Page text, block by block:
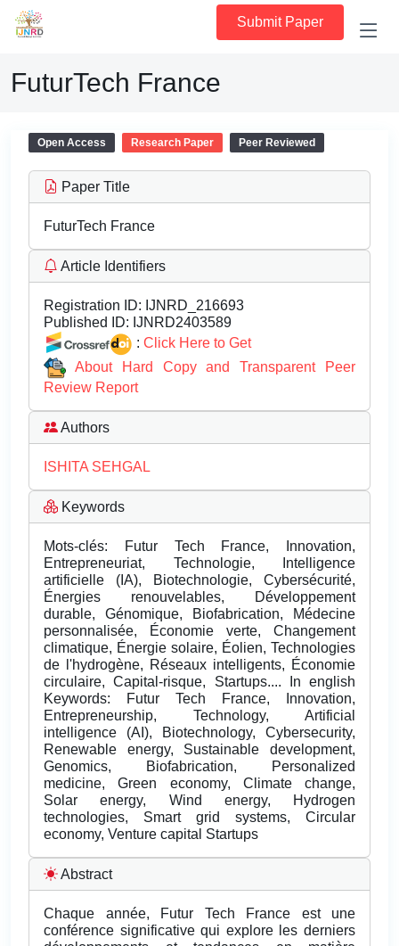
Submit Paper
FuturTech France
Open Access Research Paper Peer Reviewed
Paper Title
FuturTech France
Article Identifiers
Registration ID: IJNRD_216693
Published ID: IJNRD2403589
: Click Here to Get
About Hard Copy and Transparent Peer
Review Report
Authors
ISHITA SEHGAL
Keywords
Mots-clés: Futur Tech France, Innovation,
Entrepreneuriat, Technologie, Intelligence
artificielle (IA), Biotechnologie, Cybersécurité,
Énergies renouvelables, Développement
durable, Génomique, Biofabrication, Médecine
personnalisée, Économie verte, Changement
climatique, Énergie solaire, Éolien, Technologies
de l'hydrogène, Réseaux intelligents, Économie
circulaire, Capital-risque, Startups.... In english
Keywords: Futur Tech France, Innovation,
Entrepreneurship, Technology, Artificial
intelligence (AI), Biotechnology, Cybersecurity,
Renewable energy, Sustainable development,
Genomics, Biofabrication, Personalized
medicine, Green economy, Climate change,
Solar energy, Wind energy, Hydrogen
technologies, Smart grid systems, Circular
economy, Venture capital Startups
Abstract
Chaque année, Futur Tech France est une
conférence significative qui explore les derniers